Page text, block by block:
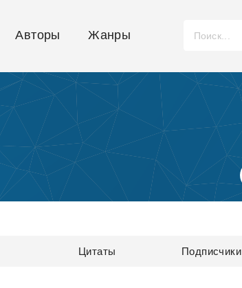
Авторы Жанры
Цитаты Подписчики